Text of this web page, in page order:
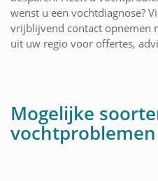
wenst u een vochtdiagnose?
vrijblijvend contact opnemen
uit uw regio voor offertes,
Mogelijke
vochtproblemen